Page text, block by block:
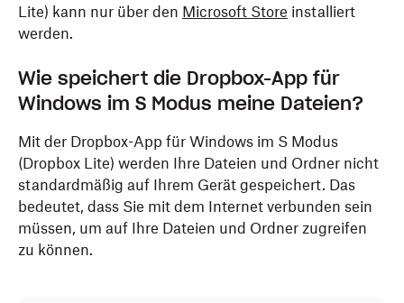
Lite) kann nur über den Microsoft Store installiert
werden.
Wie speichert die Dropbox-App für
Windows im S Modus meine Dateien?
Mit der Dropbox-App für Windows im S Modus
(Dropbox Lite) werden Ihre Dateien und Ordner nicht
standardmäßig auf Ihrem Gerät gespeichert. Das
bedeutet, dass Sie mit dem Internet verbunden sein
müssen, um auf Ihre Dateien und Ordner zugreifen
zu können.